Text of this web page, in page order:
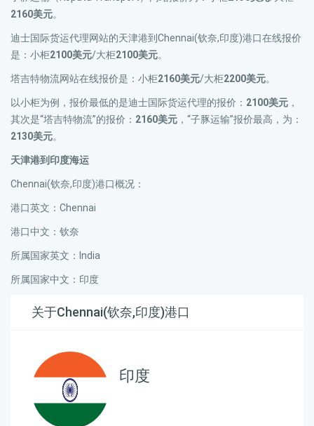
2160美元。
迪士国际货运代理网站的天津港到Chennai(钦奈,印度)港口在线报价
是：小柜2100美元/大柜2100美元。
塔吉特物流网站在线报价是：小柜2160美元/大柜2200美元。
以小柜为例，报价最低的是迪士国际货运代理的报价： 2100美元 ，
其次是“塔吉特物流”的报价： 2160美元 ，“子豚运输”报价最高，为：
2130美元。
天津港到印度海运
Chennai(钦奈,印度)港口概况：
港口英文：Chennai
港口中文：钦奈
所属国家英文：India
所属国家中文：印度
关于Chennai(钦奈,印度)港口
印度